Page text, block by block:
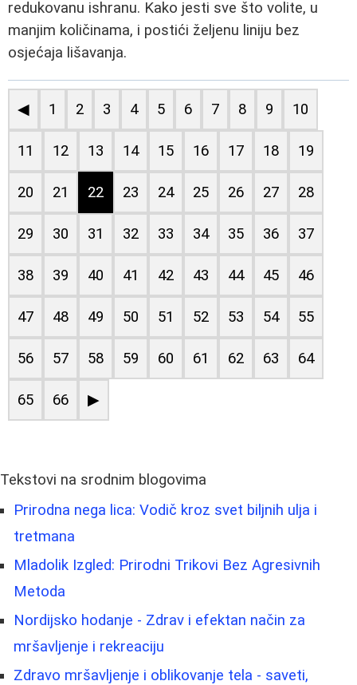
redukovanu ishranu. Kako jesti sve što volite, u
manjim količinama, i postići željenu liniju bez
osjećaja lišavanja.
◀ 1 2 3 4 5 6 7 8 9 10
11 12 13 14 15 16 17 18 19
20 21 22 23 24 25 26 27 28
29 30 31 32 33 34 35 36 37
38 39 40 41 42 43 44 45 46
47 48 49 50 51 52 53 54 55
56 57 58 59 60 61 62 63 64
65 66 ▶
Tekstovi na srodnim blogovima
Prirodna nega lica: Vodič kroz svet biljnih ulja i
tretmana
Mladolik Izgled: Prirodni Trikovi Bez Agresivnih
Metoda
Nordijsko hodanje - Zdrav i efektan način za
mršavljenje i rekreaciju
Zdravo mršavljenje i oblikovanje tela - saveti,